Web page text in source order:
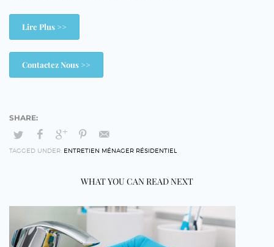
Lire Plus >>
Contactez Nous >>
TAGGED UNDER: ENTRETIEN MÉNAGER RÉSIDENTIEL
WHAT YOU CAN READ NEXT